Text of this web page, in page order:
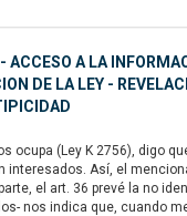
ACCESO A LA
DE LA LEY -
(Ley K 2756), digo
Así, el
el art. 36 prevé la no
nos indica que, cuando